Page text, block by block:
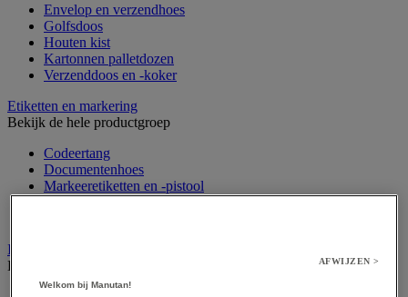
Envelop en verzendhoes
Golfsdoos
Houten kist
Kartonnen palletdozen
Verzenddoos en -koker
Etiketten en markering
Bekijk de hele productgroep
Codeertang
Documentenhoes
Markeeretiketten en -pistool
Inpaktafel met afroller
Bekijk de hele productgroep
AFWIJZEN >
Welkom bij Manutan!